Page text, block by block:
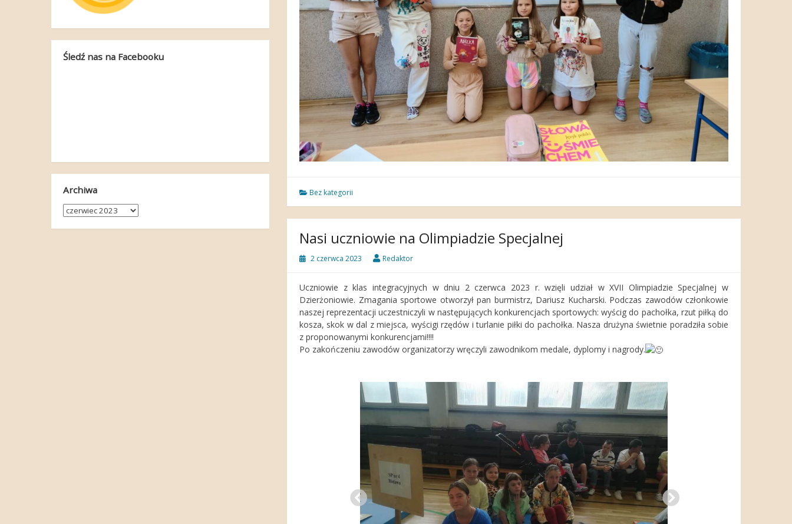
Bez kategorii
Nasi uczniowie na Olimpiadzie Specjalnej
2 czerwca 2023 Redaktor
Uczniowie z klas integracyjnych w dniu 2 czerwca 2023 r. wzięli udział w XVII Olimpiadzie Specjalnej w
Dzierżoniowie. Zmagania sportowe otworzył pan burmistrz, Dariusz Kucharski. Podczas zawodów członkowie
naszej reprezentacji uczestniczyli w następujących konkurencjach sportowych: wyścig do pachołka, rzut piłką do
kosza, skok w dal z miejsca, wyścigi rzędów i turlanie piłki do pachołka. Nasza drużyna świetnie poradziła sobie
z proponowanymi konkurencjami!!!!
Po zakończeniu zawodów organizatorzy wręczyli zawodnikom medale, dyplomy i nagrody.
Śledź nas na Facebooku
Archiwa
Archiwa